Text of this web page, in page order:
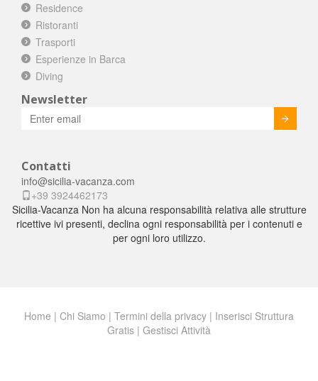
Residence
Ristoranti
Trasporti
Esperienze in Barca
Diving
Newsletter
Contatti
info@sicilia-vacanza.com
+39 3924462173
Sicilia-Vacanza Non ha alcuna responsabilità relativa alle strutture
ricettive ivi presenti, declina ogni responsabilità per i contenuti e
per ogni loro utilizzo.
Home | Chi Siamo | Termini della privacy | Inserisci Struttura
Gratis | Gestisci Attività